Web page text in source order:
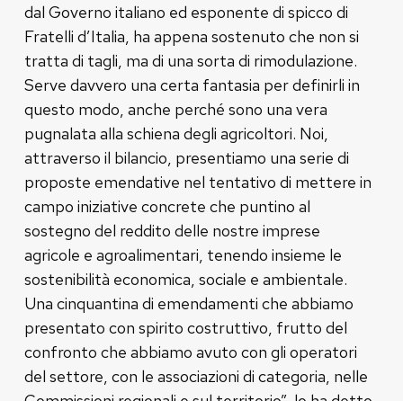
dal Governo italiano ed esponente di spicco di
Fratelli d’Italia, ha appena sostenuto che non si
tratta di tagli, ma di una sorta di rimodulazione.
Serve davvero una certa fantasia per definirli in
questo modo, anche perché sono una vera
pugnalata alla schiena degli agricoltori. Noi,
attraverso il bilancio, presentiamo una serie di
proposte emendative nel tentativo di mettere in
campo iniziative concrete che puntino al
sostegno del reddito delle nostre imprese
agricole e agroalimentari, tenendo insieme le
sostenibilità economica, sociale e ambientale.
Una cinquantina di emendamenti che abbiamo
presentato con spirito costruttivo, frutto del
confronto che abbiamo avuto con gli operatori
del settore, con le associazioni di categoria, nelle